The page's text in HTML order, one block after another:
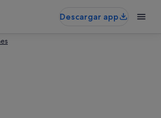
Descargar app